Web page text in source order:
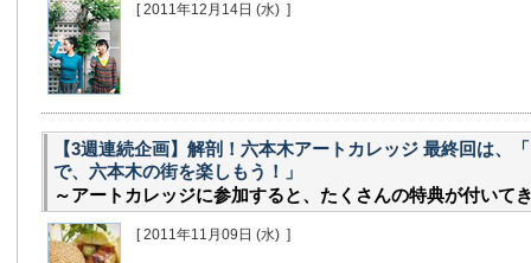
[ 2011年12月14日 (水) ]
【3週連続企画】解剖！六本木アートカレッジ 最終回は、
で、六本木の街を楽しもう！」
～アートカレッジに参加すると、たくさんの特典が付いて
[ 2011年11月09日 (水) ]